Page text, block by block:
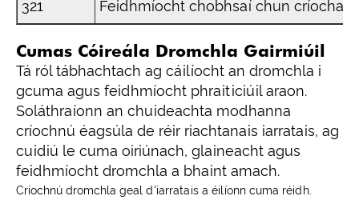
321 Feidhmíocht chobhsaí chun críocha
Cumas Cóireála Dromchla Gairmiúil
Tá ról tábhachtach ag cáilíocht an dromchla i
gcuma agus feidhmíocht phraiticiúil araon.
Soláthraíonn an chuideachta modhanna
críochnú éagsúla de réir riachtanais iarratais, ag
cuidiú le cuma oiriúnach, glaineacht agus
feidhmíocht dromchla a bhaint amach.
Críochnú dromchla geal d'iarratais a éilíonn cuma réidh.